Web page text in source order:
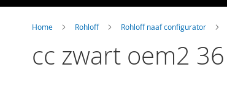
Home Rohloff Rohloff naaf configurator
cc zwart oem2 36